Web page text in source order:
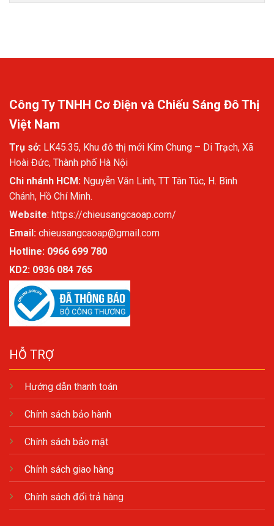
Công Ty TNHH Cơ Điện và Chiếu Sáng Đô Thị
Việt Nam
Trụ sở: LK45.35, Khu đô thị mới Kim Chung – Di Trạch, Xã
Hoài Đức, Thành phố Hà Nội
Chi nhánh HCM: Nguyễn Văn Linh, TT Tân Túc, H. Bình
Chánh, Hồ Chí Minh.
Website: https://chieusangcaoap.com/
Email: chieusangcaoap@gmail.com
Hotline: 0966 699 780
KD2: 0936 084 765
HỖ TRỢ
Hướng dẫn thanh toán
Chính sách bảo hành
Chính sách bảo mật
Chính sách giao hàng
Chính sách đổi trả hàng